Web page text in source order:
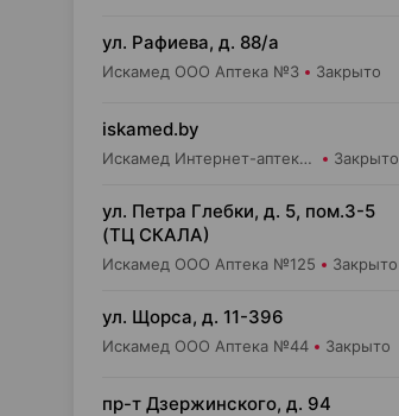
ул. Рафиева, д. 88/а
Искамед ООО Аптека №3 Закрыто
iskamed.by
Искамед Интернет-аптека Iskamed.by Закрыто
ул. Петра Глебки, д. 5, пом.3-5
(ТЦ СКАЛА)
Искамед ООО Аптека №125 Закрыто
ул. Щорса, д. 11-396
Искамед ООО Аптека №44 Закрыто
пр-т Дзержинского, д. 94